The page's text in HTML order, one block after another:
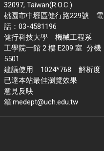
32097, Taiwan(R.O.C.)
桃園市中壢區健行路229號 電
話：03-4581196
健行科技大學 機械工程系
工學院一館 2 樓 E209 室 分機
5501
建議使用 1024*768 解析度
已達本站最佳瀏覽效果
意見反映
箱:medept@uch.edu.tw